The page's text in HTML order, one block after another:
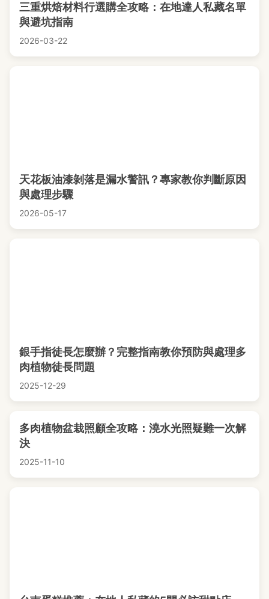
三重烘焙材料行選購全攻略：在地達人私藏名單
與避坑指南
2026-03-22
天花板油漆剝落是漏水警訊？專家教你判斷原因
與處理步驟
2026-05-17
銀手指徒長怎麼辦？完整指南教你預防與處理多
肉植物徒長問題
2025-12-29
多肉植物盆栽照顧全攻略：澆水光照疑難一次解
決
2025-11-10